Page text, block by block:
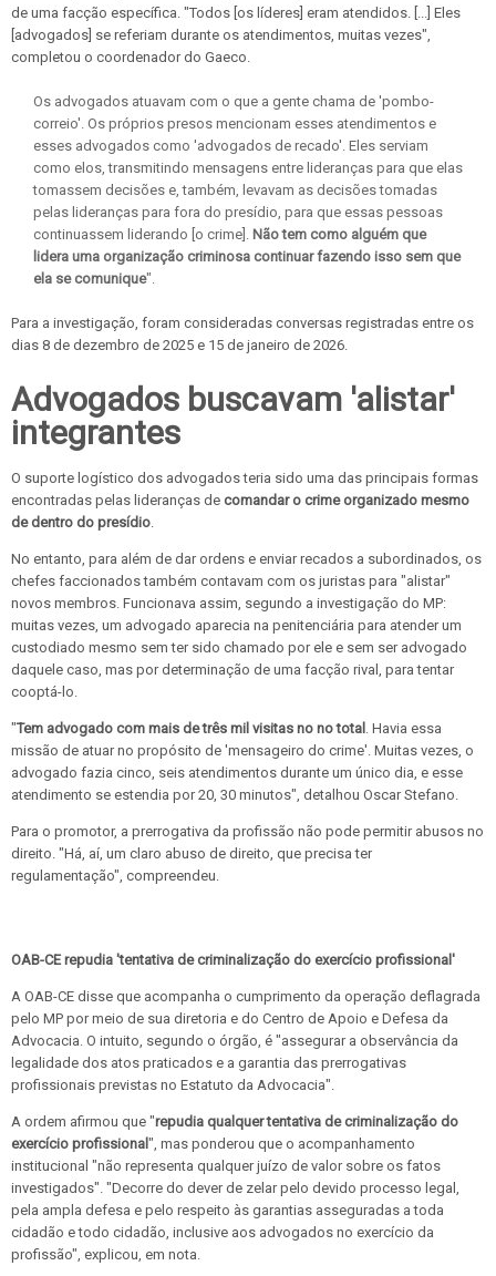
de uma facção específica. "Todos [os líderes] eram atendidos. [...] Eles
[advogados] se referiam durante os atendimentos, muitas vezes",
completou o coordenador do Gaeco.
Os advogados atuavam com o que a gente chama de 'pombo-
correio'. Os próprios presos mencionam esses atendimentos e
esses advogados como 'advogados de recado'. Eles serviam
como elos, transmitindo mensagens entre lideranças para que elas
tomassem decisões e, também, levavam as decisões tomadas
pelas lideranças para fora do presídio, para que essas pessoas
continuassem liderando [o crime]. Não tem como alguém que
lidera uma organização criminosa continuar fazendo isso sem que
ela se comunique".
Para a investigação, foram consideradas conversas registradas entre os
dias 8 de dezembro de 2025 e 15 de janeiro de 2026.
Advogados buscavam 'alistar'
integrantes
O suporte logístico dos advogados teria sido uma das principais formas
encontradas pelas lideranças de comandar o crime organizado mesmo
de dentro do presídio.
No entanto, para além de dar ordens e enviar recados a subordinados, os
chefes faccionados também contavam com os juristas para "alistar"
novos membros. Funcionava assim, segundo a investigação do MP:
muitas vezes, um advogado aparecia na penitenciária para atender um
custodiado mesmo sem ter sido chamado por ele e sem ser advogado
daquele caso, mas por determinação de uma facção rival, para tentar
cooptá-lo.
"Tem advogado com mais de três mil visitas no no total . Havia essa
missão de atuar no propósito de 'mensageiro do crime'. Muitas vezes, o
advogado fazia cinco, seis atendimentos durante um único dia, e esse
atendimento se estendia por 20, 30 minutos", detalhou Oscar Stefano.
Para o promotor, a prerrogativa da profissão não pode permitir abusos no
direito. "Há, aí, um claro abuso de direito, que precisa ter
regulamentação", compreendeu.
OAB-CE repudia 'tentativa de criminalização do exercício profissional'
A OAB-CE disse que acompanha o cumprimento da operação deflagrada
pelo MP por meio de sua diretoria e do Centro de Apoio e Defesa da
Advocacia. O intuito, segundo o órgão, é "assegurar a observância da
legalidade dos atos praticados e a garantia das prerrogativas
profissionais previstas no Estatuto da Advocacia".
A ordem afirmou que "repudia qualquer tentativa de criminalização do
exercício profissional ", mas ponderou que o acompanhamento
institucional "não representa qualquer juízo de valor sobre os fatos
investigados". "Decorre do dever de zelar pelo devido processo legal,
pela ampla defesa e pelo respeito às garantias asseguradas a toda
cidadão e todo cidadão, inclusive aos advogados no exercício da
profissão", explicou, em nota.